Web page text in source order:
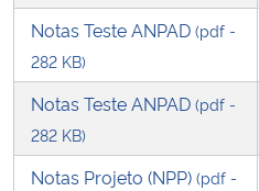
Notas Teste ANPAD (pdf -
282 KB)
Notas Teste ANPAD (pdf -
282 KB)
Notas Projeto (NPP) (pdf -